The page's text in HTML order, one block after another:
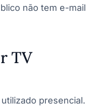
não tem e-mail
TV
presencial.